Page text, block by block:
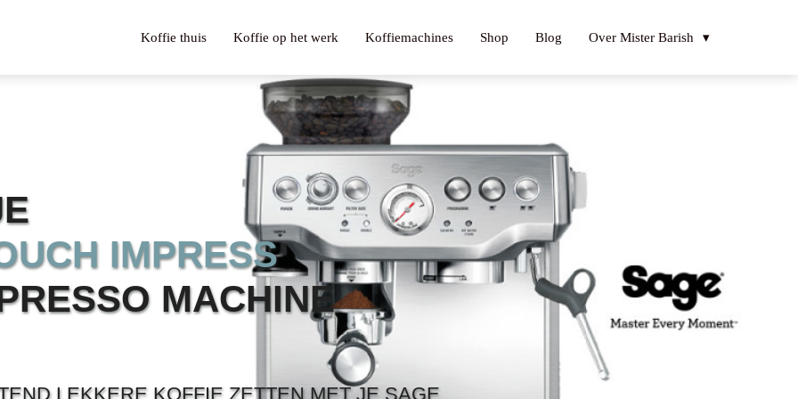
Koffie thuis Koffie op het werk Koffiemachines Shop Blog Over Mister Barish
IMPRESS
MACHINE
LEKKERE KOFFIE ZETTEN MET JE SAGE